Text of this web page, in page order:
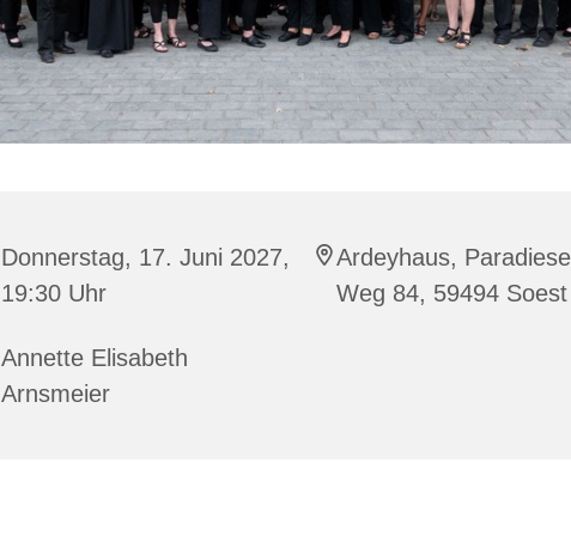
Donnerstag, 17. Juni 2027,
19:30 Uhr
Ardeyhaus,
Weg 84, 59494 Soest
Annette Elisabeth
Arnsmeier